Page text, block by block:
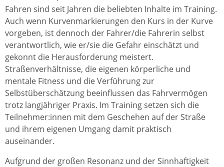
Fahren sind seit Jahren die beliebten Inhalte im Training.
Auch wenn Kurvenmarkierungen den Kurs in der Kurve
vorgeben, ist dennoch der Fahrer/die Fahrerin selbst
verantwortlich, wie er/sie die Gefahr einschätzt und
gekonnt die Herausforderung meistert.
Straßenverhältnisse, die eigenen körperliche und
mentale Fitness und die Verführung zur
Selbstüberschätzung beeinflussen das Fahrvermögen
trotz langjähriger Praxis. Im Training setzen sich die
Teilnehmer:innen mit dem Geschehen auf der Straße
und ihrem eigenen Umgang damit praktisch
auseinander.
Aufgrund der großen Resonanz und der Sinnhaftigkeit